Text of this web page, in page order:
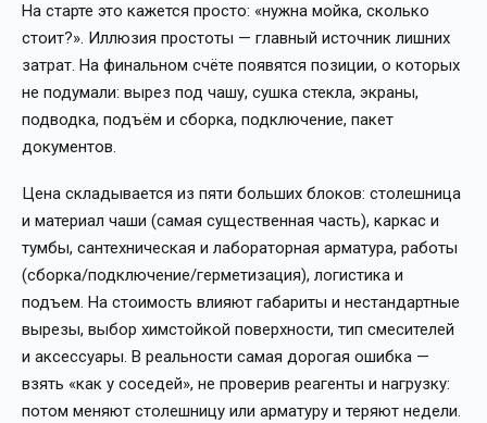
На старте это кажется просто: «нужна мойка, сколько
стоит?». Иллюзия простоты — главный источник лишних
затрат. На финальном счёте появятся позиции, о которых
не подумали: вырез под чашу, сушка стекла, экраны,
подводка, подъём и сборка, подключение, пакет
документов.
Цена складывается из пяти больших блоков: столешница
и материал чаши (самая существенная часть), каркас и
тумбы, сантехническая и лабораторная арматура, работы
(сборка/подключение/герметизация), логистика и
подъем. На стоимость влияют габариты и нестандартные
вырезы, выбор химстойкой поверхности, тип смесителей
и аксессуары. В реальности самая дорогая ошибка —
взять «как у соседей», не проверив реагенты и нагрузку:
потом меняют столешницу или арматуру и теряют недели.